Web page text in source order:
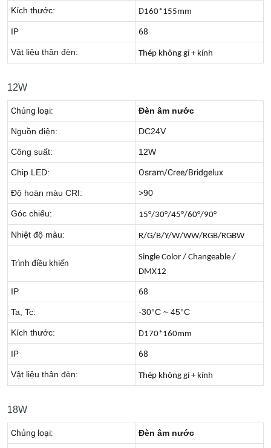
Kích thước: D160*155mm
IP 68
Vật liệu thân đèn: Thép không gỉ + kính
12W
Chủng loại: Đèn âm nước
Nguồn điện: DC24V
Công suất: 12W
Chip LED: Osram/Cree/Bridgelux
Độ hoàn màu CRI: >90
Góc chiếu: 15°/30°/45°/60°/90°
Nhiệt độ màu: R/G/B/Y/W/WW/RGB/RGBW
Trình điều khiển
Single Color / Changeable /
DMX12
IP 68
Ta, Tc: -30°C ~ 45°C
Kích thước: D170*160mm
IP 68
Vật liệu thân đèn: Thép không gỉ + kính
18W
Chủng loại: Đèn âm nước